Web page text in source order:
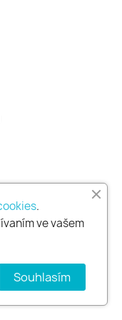
.
ve vašem
Souhlasím